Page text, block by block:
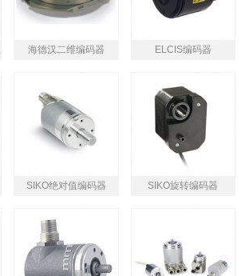
海德汉二维编码器 ELCIS编码器
SIKO绝对值编码器 SIKO旋转编码器